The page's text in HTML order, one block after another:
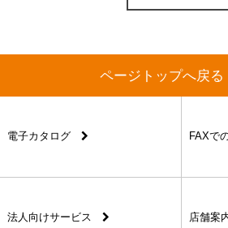
ページトップへ戻る
電子カタログ FAXで
法人向けサービス 店舗案